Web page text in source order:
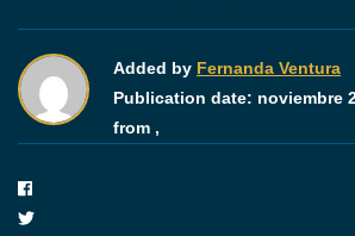
Added by Fernanda Ventura
Publication date: noviembre
from ,